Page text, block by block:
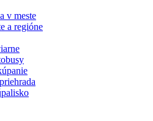
v meste
a regióne